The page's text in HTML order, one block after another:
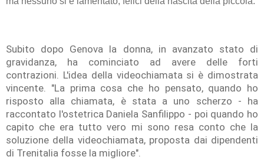
Subito dopo Genova la donna, in avanzato stato di
gravidanza, ha cominciato ad avere delle forti
contrazioni. L'idea della videochiamata si è dimostrata
vincente. "La prima cosa che ho pensato, quando ho
risposto alla chiamata, è stata a uno scherzo - ha
raccontato l'ostetrica Daniela Sanfilippo - poi quando ho
capito che era tutto vero mi sono resa conto che la
soluzione della videochiamata, proposta dai dipendenti
di Trenitalia fosse la migliore".